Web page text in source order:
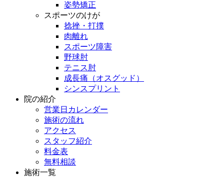
姿勢矯正
スポーツのけが
捻挫・打撲
肉離れ
スポーツ障害
野球肘
テニス肘
成長痛（オスグッド）
シンスプリント
院の紹介
営業日カレンダー
施術の流れ
アクセス
スタッフ紹介
料金表
無料相談
施術一覧